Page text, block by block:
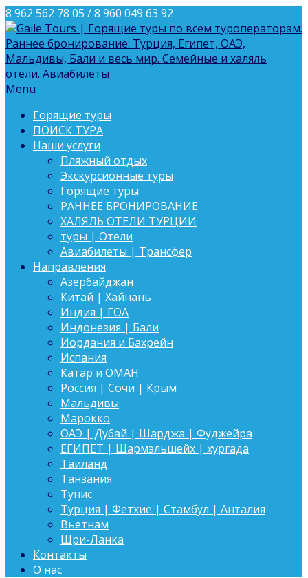
8 962 562 78 05 / 8 960 049 63 92
Menu
Горящие туры
ПОИСК ТУРА
Наши услуги
Пляжный отдых
Экскурсионные туры
Горящие туры
РАННЕЕ БРОНИРОВАНИЕ
ХАЛЯЛЬ ОТЕЛИ ТУРЦИИ
туры | Отели
Авиабилеты | Трансфер
Направления
Азербайджан
Китай | Хайнань
Индия | ГОА
Индонезия | Бали
Иордания и Бахрейн
Испания
Катар и ОМАН
Россия | Сочи | Крым
Мальдивы
Марокко
ОАЭ | Дубай | Шарджа | Фуджейра
ЕГИПЕТ | Шармэльшейх | хургада
Таиланд
Танзания
Тунис
Турция | Фетхие | Стамбул | Анталия
Вьетнам
Шри-Ланка
Контакты
О нас